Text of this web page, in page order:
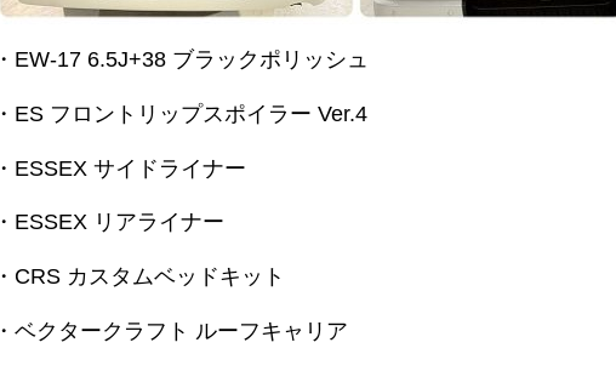
・EW-17 6.5J+38 ブラックポリッシュ
・ES フロントリップスポイラー Ver.4
・ESSEX サイドライナー
・ESSEX リアライナー
・CRS カスタムベッドキット
・ベクタークラフト ルーフキャリア